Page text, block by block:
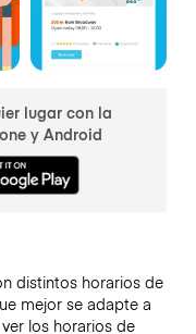
lugar con la
y Android
distintos horarios de
mejor se adapte a
los horarios de